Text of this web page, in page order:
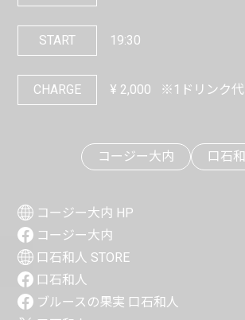
START 19:30
CHARGE ¥ 2,000 ※1ドリンク
コージー大内 口石
コージー大内 HP
コージー大内
口石和人 STORE
口石和人
ブルースの果実 口石和人